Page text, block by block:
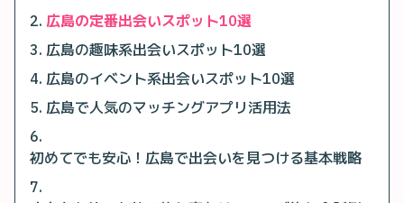
広島の定番出会いスポット10選
広島の趣味系出会いスポット10選
広島のイベント系出会いスポット10選
広島で人気のマッチングアプリ活用法
初めてでも安心！広島で出会いを見つける基本戦略